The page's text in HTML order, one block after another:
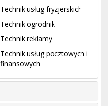
Technik usług fryzjerskich
Technik ogrodnik
Technik reklamy
Technik usług pocztowych i
finansowych